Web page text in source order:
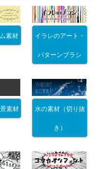
素材 イラレのアート・
パターンブラシ
素材 水の素材（切り抜
き）